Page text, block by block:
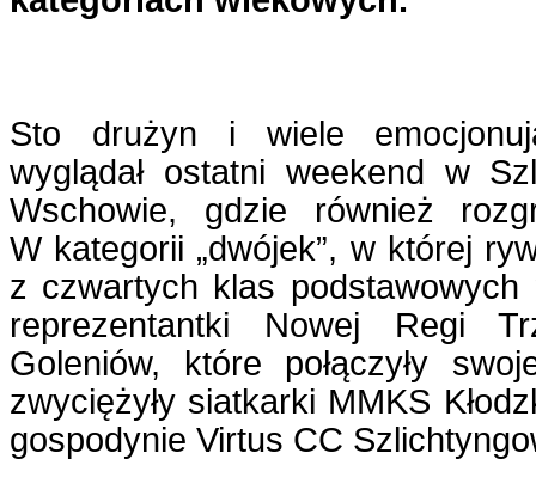
Sto drużyn i wiele
wyglądał ostatni weekend w
Wschowie, gdzie również
W kategorii „dwójek”, w której
z czwartych klas podstawowych
reprezentantki Nowej Regi
Goleniów, które połączyły
zwyciężyły siatkarki MMKS
gospodynie Virtus CC